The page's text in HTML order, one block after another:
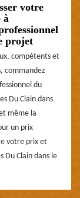
votre
à
projet
compétents et
commandez
du
Du Clain dans
même la
un prix
votre prix et
Du Clain dans le